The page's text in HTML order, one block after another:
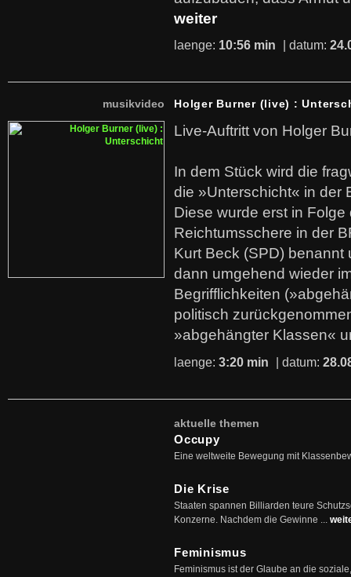
weiter
laenge: 10:56 min | datum:
musikvideo Holger Burner (live) :
Live-Auftritt von Holger
In dem Stück wird die
die »Unterschicht« in der
Diese wurde erst in
Reichtumsschere in der
Kurt Beck (SPD)
dann umgehend wieder
Begrifflichkeiten
politisch
»abgehängter Klassen«
laenge: 3:20 min | datum:
aktuelle themen
Occupy
Eine weltweite Bewegung mit
Die Krise
Staaten spannen Billiarden teure
Konzerne. Nachdem die Gewinne ...
Feminismus
Feminismus ist der Glaube an die